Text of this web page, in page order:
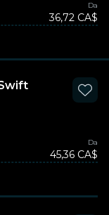
Da
36,72 CA$
Da
45,36 CA$